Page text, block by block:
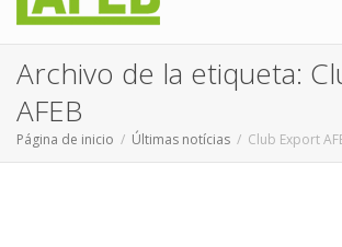
Archivo de la etiqueta:
AFEB
Página de inicio Últimas notícias Club Export